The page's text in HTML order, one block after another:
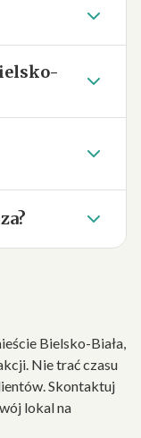
Bielsko-Biała,
Nie trać czasu
Skontaktuj
lokal na